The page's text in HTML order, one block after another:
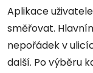
Aplikace
směřovat.
nepořádek v
další. Po výběru